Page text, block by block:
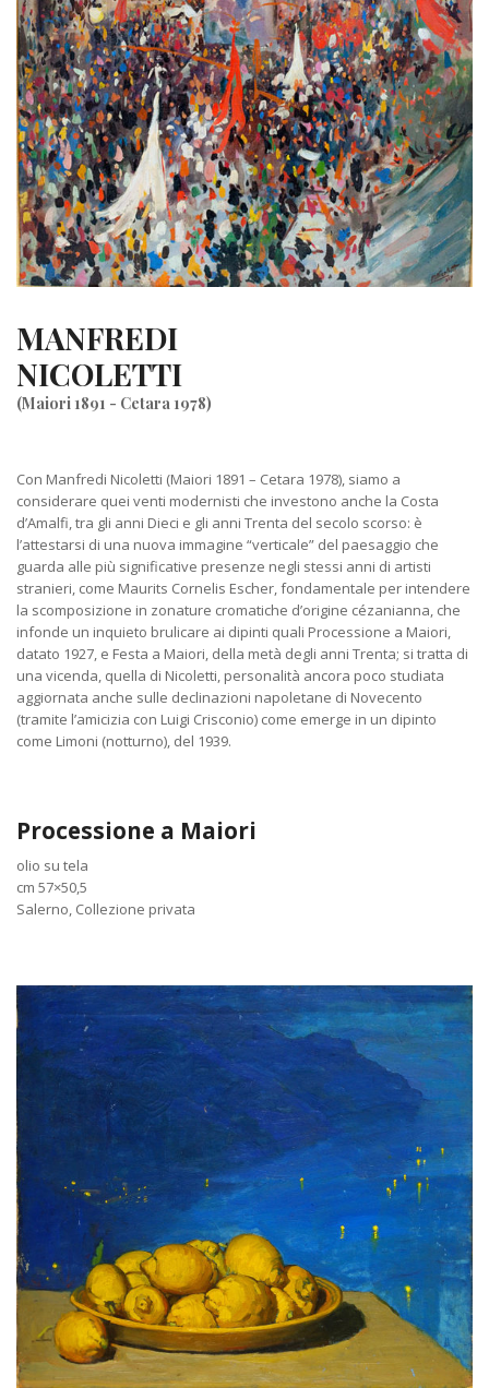
MANFREDI
NICOLETTI
(Maiori 1891 - Cetara 1978)
Con Manfredi Nicoletti (Maiori 1891 – Cetara 1978), siamo a
considerare quei venti modernisti che investono anche la Costa
d’Amalfi, tra gli anni Dieci e gli anni Trenta del secolo scorso: è
l’attestarsi di una nuova immagine “verticale” del paesaggio che
guarda alle più significative presenze negli stessi anni di artisti
stranieri, come Maurits Cornelis Escher, fondamentale per intendere
la scomposizione in zonature cromatiche d’origine cézanianna, che
infonde un inquieto brulicare ai dipinti quali Processione a Maiori,
datato 1927, e Festa a Maiori, della metà degli anni Trenta; si tratta di
una vicenda, quella di Nicoletti, personalità ancora poco studiata
aggiornata anche sulle declinazioni napoletane di Novecento
(tramite l’amicizia con Luigi Crisconio) come emerge in un dipinto
come Limoni (notturno), del 1939.
Processione a Maiori
olio su tela
cm 57×50,5
Salerno, Collezione privata